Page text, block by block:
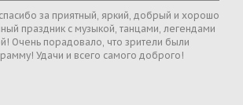
за приятный, яркий, добрый и хорошо
праздник с музыкой, танцами, легендами
Очень порадовало, что зрители были
Удачи и всего самого доброго!